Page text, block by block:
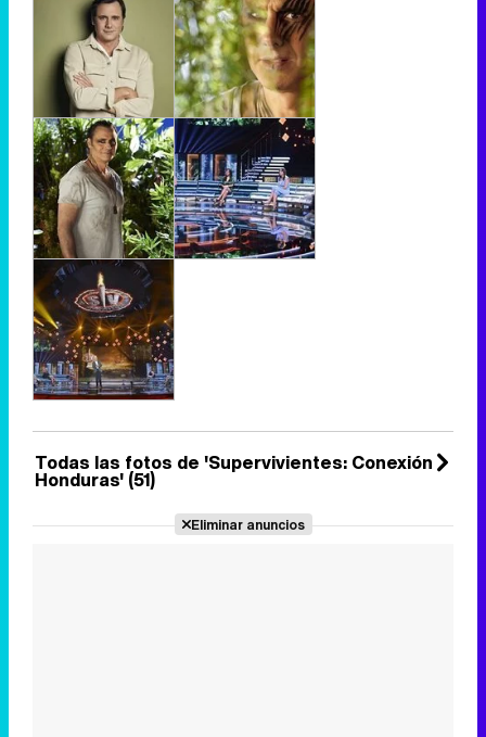
Todas las fotos de 'Supervivientes: Conexión
Honduras' (51)
Eliminar anuncios